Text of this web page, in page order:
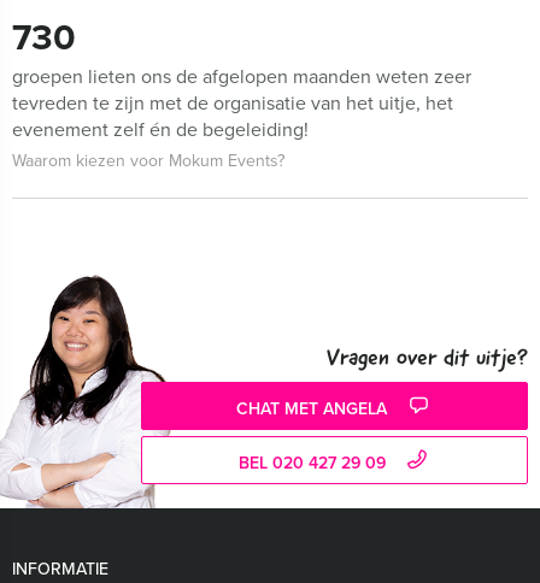
730
groepen lieten ons de afgelopen maanden weten zeer
tevreden te zijn met de organisatie van het uitje, het
evenement zelf én de begeleiding!
Waarom kiezen voor Mokum Events?
Vragen over dit uitje?
CHAT MET ANGELA
BEL 020 427 29 09
INFORMATIE